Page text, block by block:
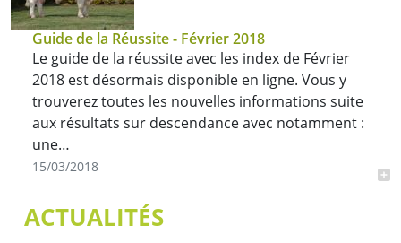
Guide de la Réussite - Février 2018
Le guide de la réussite avec les index de Février
2018 est désormais disponible en ligne. Vous y
trouverez toutes les nouvelles informations suite
aux résultats sur descendance avec notamment :
une…
15/03/2018
ACTUALITÉS